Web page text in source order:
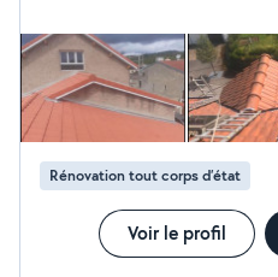
Rénovation tout corps d’état
Voir le profil